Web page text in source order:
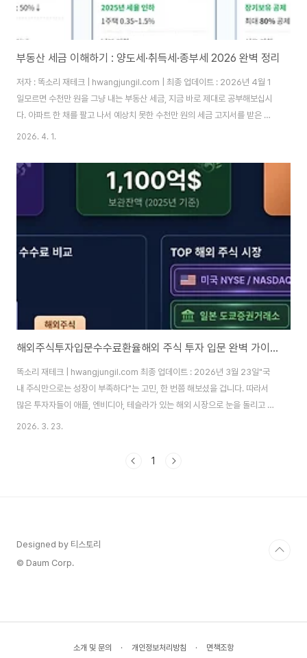
부동산 세금 이해하기 : 양도세·취득세·종부세 2026 완벽 정리
저자 : 똑소리 재테크 | hwangjungil.com | 최종 업데이트 : 2026년 4월 1
일모르면 수천만 원을 그냥 내는 부동산 세금, 지금 바로 제대로 공부해보십시
다. 아파트 한 채를 팔고 나서 예상치 못한 수천만 원의 세금 고지서를 받은 경
험, 주변에서 한 번쯤 들어보셨을 겁니다. 부동산 세금은 언제, 어떤 조건으로
시 세금 구조를 이해해야 하며, 그래야 손해 없는 내 집 마련과 투자가 가능합니
다.1. 부동산 세금을 왜 거래 전에 반드시 알아야 하는가?부동산 세금이 거래 수
익을 어떻게 잠식하는가?부동산 세금은 크게 세 단계에서 발생합니다. 첫째, 살
때 취득세를 냅니다. 둘째, 보유하는 동안 재산세와 종합부동산세를..
2026. 4. 1.
해외주식투자입문수수료환율해외 주식 투자 입문 완벽 가이드 — 장단점, 수수료, 환율까지 한 번에 정리합니다
똑소리 재테크 | hwangjungil.com 최종 업데이트 : 2026년 3월 23일"국
내 주식만으로는 성장이 부족하다"는 고민, 한 번쯤 해보셨을 겁니다. 따라서
많은 투자자들이 애플, 엔비디아, 테슬라가 있는 해외 시장으로 눈을 돌리고 있
습니다. 하지만 막상 시작하려면 수수료는 어떻게 되는지, 환율 리스크는 어떻
모든 것을 체계적으로 안내해 드립니다.해외 주식 투자란 무엇이며 왜 지금 해
2026. 3. 23.
1
Designed by 티스토리
© Daum Corp.
소개 및 문의 · 개인정보처리방침 · 면책조항